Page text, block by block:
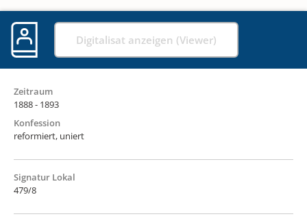
Digitalisat anzeigen (Viewer)
Zeitraum
1888 - 1893
Konfession
reformiert, uniert
Signatur Lokal
479/8